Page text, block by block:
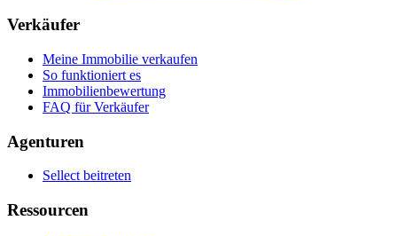
Verkäufer
Meine Immobilie verkaufen
So funktioniert es
Immobilienbewertung
FAQ für Verkäufer
Agenturen
Sellect beitreten
Ressourcen